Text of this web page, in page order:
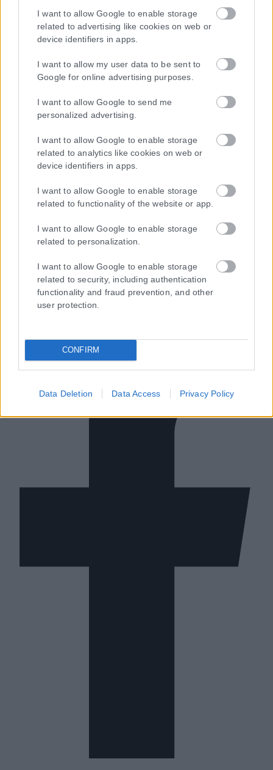
I want to allow Google to enable storage
related to advertising like cookies on web or
device identifiers in apps.
I want to allow my user data to be sent to
Google for online advertising purposes.
I want to allow Google to send me
personalized advertising.
I want to allow Google to enable storage
related to analytics like cookies on web or
device identifiers in apps.
I want to allow Google to enable storage
related to functionality of the website or app.
I want to allow Google to enable storage
related to personalization.
I want to allow Google to enable storage
related to security, including authentication
functionality and fraud prevention, and other
user protection.
CONFIRM
Data Deletion Data Access Privacy Policy
πρωτοσέλιδατωνεφημερίδων
Εγγραφή στο Newsletter
Επικοινωνία & Διαφήμιση
Όροι Χρήσης – Πολιτική Απορρήτου
© 2026 Karfitsa